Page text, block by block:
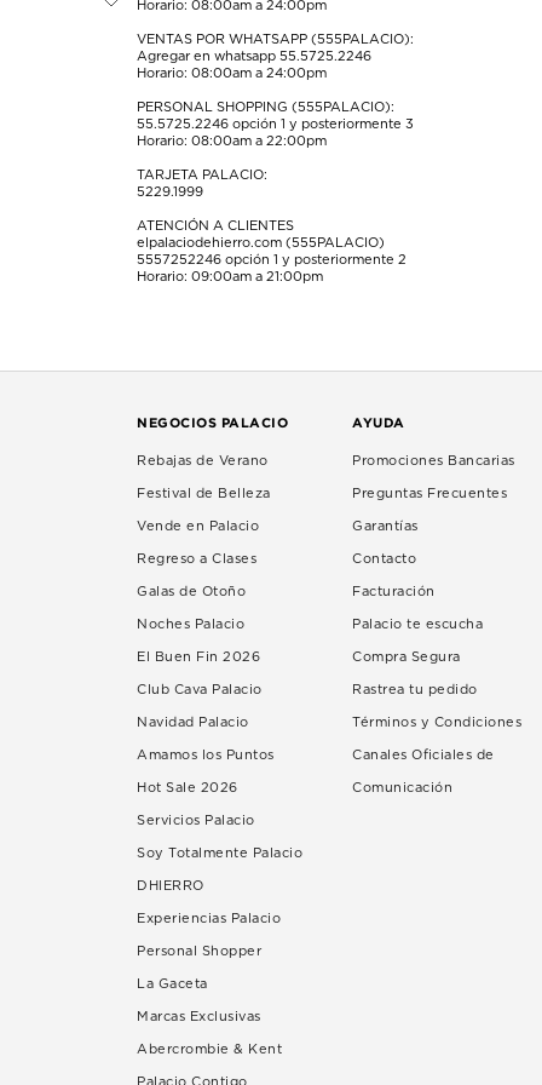
envío.
Horario: 08:00am a 24:00pm
VENTAS POR WHATSAPP (555PALACIO):
Agregar en whatsapp 55.5725.2246
Horario: 08:00am a 24:00pm
PERSONAL SHOPPING (555PALACIO):
55.5725.2246 opción 1 y posteriormente 3
Horario: 08:00am a 22:00pm
TARJETA PALACIO:
5229.1999
ATENCIÓN A CLIENTES
elpalaciodehierro.com (555PALACIO)
5557252246 opción 1 y posteriormente 2
Horario: 09:00am a 21:00pm
NEGOCIOS PALACIO
Rebajas de Verano
Festival de Belleza
Vende en Palacio
Regreso a Clases
Galas de Otoño
Noches Palacio
El Buen Fin 2026
Club Cava Palacio
Navidad Palacio
Amamos los Puntos
Hot Sale 2026
Servicios Palacio
Soy Totalmente Palacio
DHIERRO
Experiencias Palacio
Personal Shopper
La Gaceta
Marcas Exclusivas
Abercrombie & Kent
Palacio Contigo
AYUDA
Promociones Bancarias
Preguntas Frecuentes
Garantías
Contacto
Facturación
Palacio te escucha
Compra Segura
Rastrea tu pedido
Términos y Condiciones
Canales Oficiales de
Comunicación